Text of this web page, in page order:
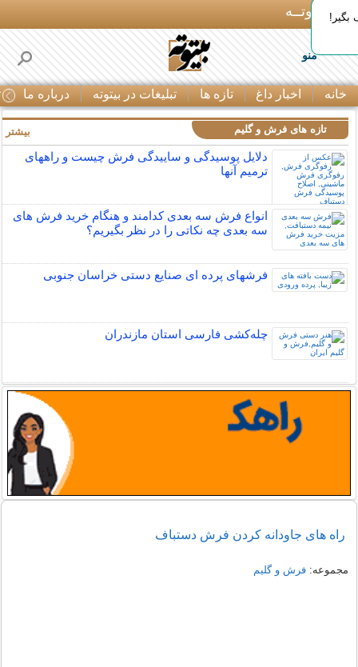
بـیتوتــه
منو
خانه اخبار داغ تازه ها تبلیغات در بیتوته درباره ما
تازه های فرش و گلیم
دلایل پوسیدگی و ساییدگی فرش چیست و راههای
ترمیم آنها
انواع فرش سه بعدی کدامند و هنگام خرید فرش های
سه بعدی چه نکاتی را در نظر بگیریم؟
فرشهای پرده ای صنایع دستی خراسان جنوبی
چله‌كشی فارسی استان مازندران
بیشتر
راه های جاودانه کردن فرش دستباف
مجموعه:فرش و گلیم